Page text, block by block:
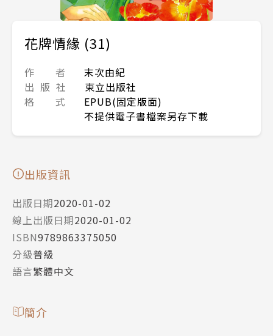
花牌情緣 (31)
作 者
末次由紀
出 版 社
東立出版社
格 式
EPUB(固定版面)
不提供電子書檔案另存下載
出版資訊
出版日期2020-01-02
線上出版日期2020-01-02
ISBN9789863375050
分級普級
語言繁體中文
簡介